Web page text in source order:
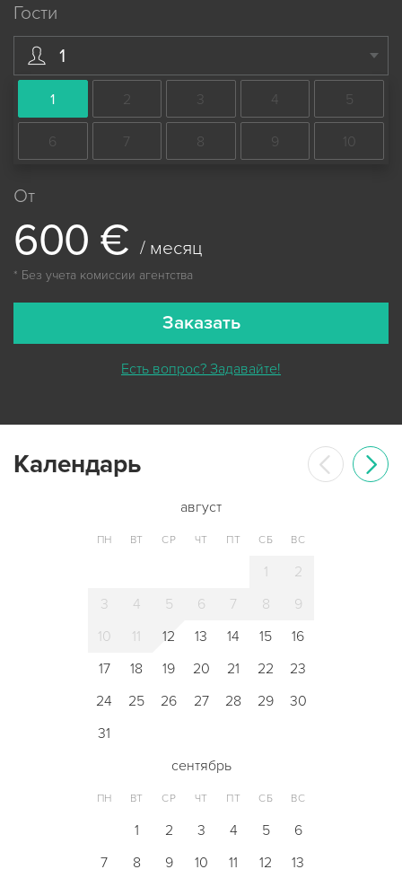
Гости
1
1 2 3 4 5
6 7 8 9 10
От
600 € / месяц
* Без учета комиссии агентства
Заказать
Есть вопрос? Задавайте!
Календарь
август
ПН ВТ СР ЧТ ПТ СБ ВС
1
2
3
4 5 6 7 8
9
10
11 12 13 14 15
16
17
18 19 20 21 22
23
24
25 26 27 28 29
30
31
сентябрь
ПН ВТ СР ЧТ ПТ СБ ВС
1 2 3 4 5
6
7
8 9 10 11 12
13